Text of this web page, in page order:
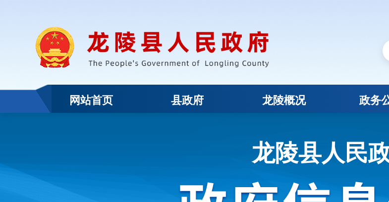
网站首页 县政府 龙陵概况 政务
龙陵县人民